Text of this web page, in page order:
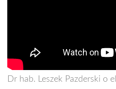
Dr hab. Leszek Pazderski o